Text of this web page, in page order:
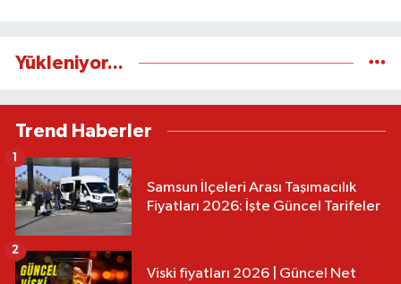
Yükleniyor...
Trend Haberler
Samsun İlçeleri Arası Taşımacılık
Fiyatları 2026: İşte Güncel Tarifeler
1
Viski fiyatları 2026 | Güncel Net
2